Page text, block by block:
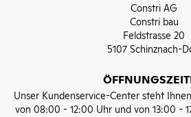
Constri AG
Constri bau
Feldstrasse 20
5107 Schinznach-
Unser Kundenservice-Center steht
von 08:00 - 12:00 Uhr und von 13:00 -